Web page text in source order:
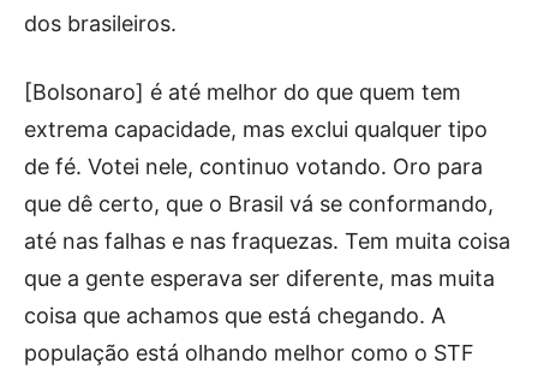
dos brasileiros.
[Bolsonaro] é até melhor do que quem tem
extrema capacidade, mas exclui qualquer tipo
de fé. Votei nele, continuo votando. Oro para
que dê certo, que o Brasil vá se conformando,
até nas falhas e nas fraquezas. Tem muita coisa
que a gente esperava ser diferente, mas muita
coisa que achamos que está chegando. A
população está olhando melhor como o STF